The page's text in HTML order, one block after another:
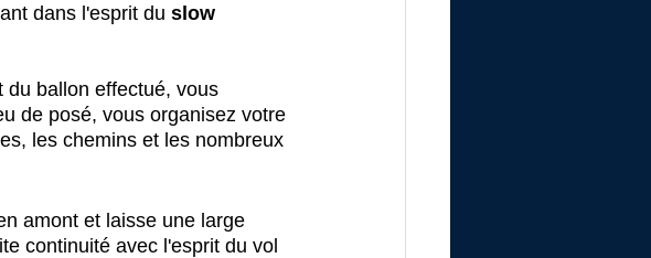
dans l'esprit du slow
du ballon effectué, vous
de posé, vous organisez votre
les chemins et les nombreux
amont et laisse une large
continuité avec l'esprit du vol